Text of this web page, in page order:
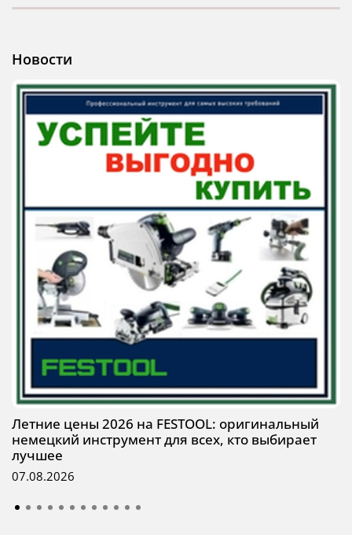
Новости
Летние цены 2026 на FESTOOL: оригинальный
немецкий инструмент для всех, кто выбирает
лучшее
07.08.2026